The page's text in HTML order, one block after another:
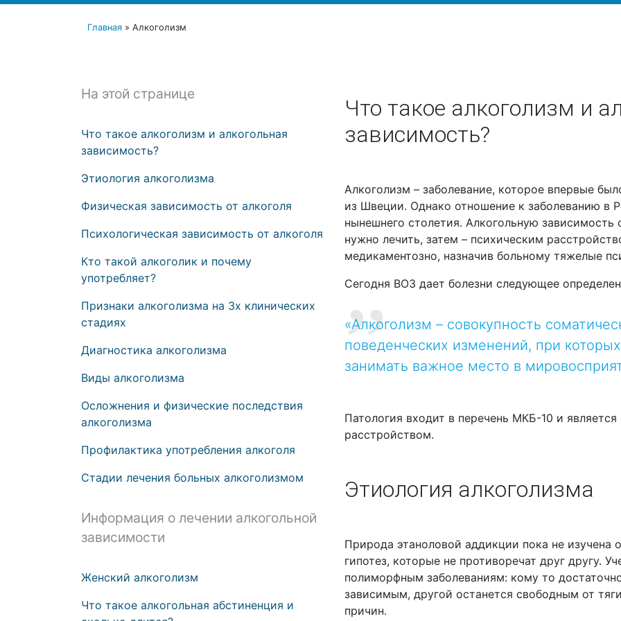
Главная » Алкоголизм
На этой странице
Что такое алкоголизм и алкогольная
зависимость?
Этиология алкоголизма
Физическая зависимость от алкоголя
Психологическая зависимость от алкоголя
Кто такой алкоголик и почему
употребляет?
Признаки алкоголизма на 3х клинических
стадиях
Диагностика алкоголизма
Виды алкоголизма
Осложнения и физические последствия
алкоголизма
Профилактика употребления алкоголя
Стадии лечения больных алкоголизмом
Информация о лечении алкогольной
зависимости
Женский алкоголизм
Что такое алкогольная абстиненция и
Что такое алкоголизм и
зависимость?
Алкоголизм – заболевание, которое впервые
из Швеции. Однако отношение к заболеванию в
нынешнего столетия. Алкогольную
нужно лечить, затем – психическим
медикаментозно, назначив больному тяжелые
Сегодня ВОЗ дает болезни следующее
«Алкоголизм – совокупность
поведенческих изменений, при
занимать важное место в
Патология входит в перечень МКБ-10 и
расстройством.
Этиология алкоголизма
Природа этаноловой аддикции пока не изучена
гипотез, которые не противоречат друг другу.
полиморфным заболеваниям: кому то
зависимым, другой останется свободным от
причин.